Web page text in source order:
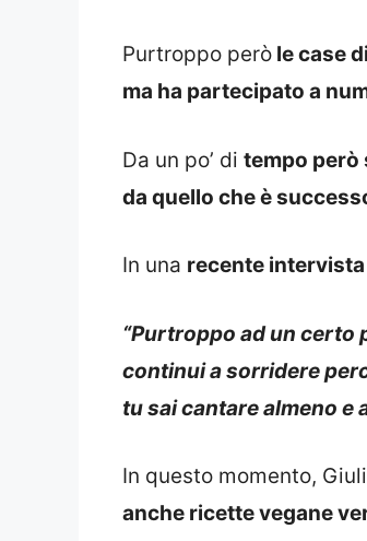
Purtroppo però le case
ma ha partecipato a
Da un po’ di tempo però
da quello che è
In una recente
“Purtroppo ad un certo
continui a sorridere
tu sai cantare almeno e
In questo momento,
anche ricette vegane